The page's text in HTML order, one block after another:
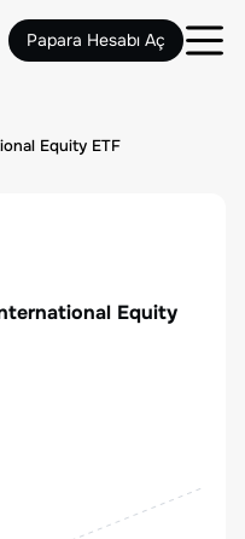
Papara Hesabı Aç
Equity ETF
Equity